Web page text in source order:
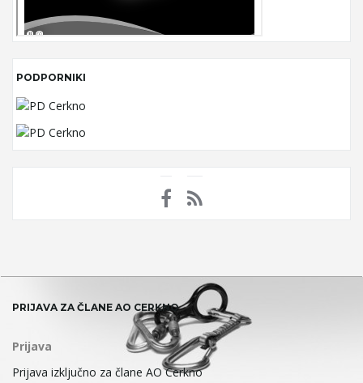
PODPORNIKI
PRIJAVA ZA ČLANE AO CERKNO
Prijava
Prijava izključno za člane AO Cerkno